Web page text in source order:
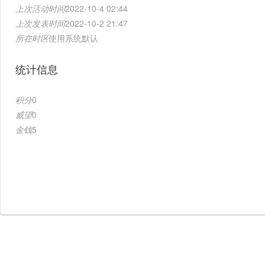
上次活动时间2022-10-4 02:44
上次发表时间2022-10-2 21:47
所在时区使用系统默认
统计信息
积分0
威望0
金钱5